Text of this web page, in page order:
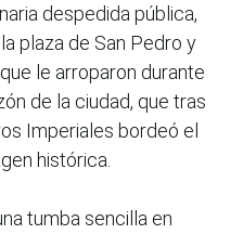
despedida pública,
plaza de San Pedro y
le arroparon durante
de la ciudad, que tras
Imperiales bordeó el
histórica.
tumba sencilla en